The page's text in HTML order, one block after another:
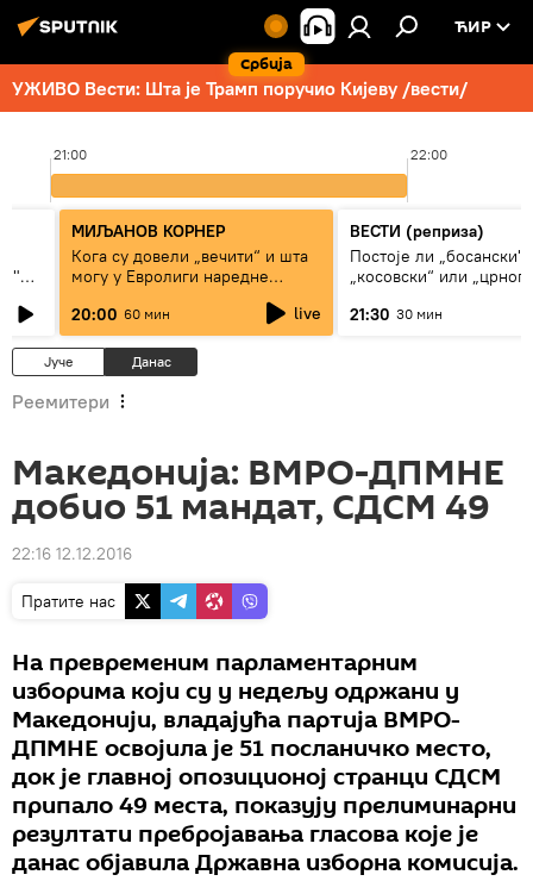
Србија
ЋИР
УЖИВО Вести: Шта је Трамп поручио Кијеву /вести/
21:00 22:00
МИЉАНОВ КОРНЕР
Кога су довели „вечити“ и шта
могу у Евролиги наредне
20:00 60 мин live
ВЕСТИ (реприза)
Постоје ли „босански",
„косовски“ или
21:30 30 мин
Јуче Данас
Реемитери
Македонија: ВМРО-ДПМНЕ
добио 51 мандат, СДСМ 49
22:16 12.12.2016
Пратите нас
На превременим парламентарним
изборима који су у недељу одржани у
Македонији, владајућа партија ВМРО-
ДПМНЕ освојила је 51 посланичко место,
док је главној опозиционој странци СДСМ
припало 49 места, показују прелиминарни
резултати пребројавања гласова које је
данас објавила Државна изборна комисија.